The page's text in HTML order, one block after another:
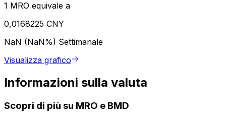
1 MRO equivale a
0,0168225 CNY
NaN (NaN%) Settimanale
Visualizza grafico
Informazioni sulla valuta
Scopri di più su MRO e BMD